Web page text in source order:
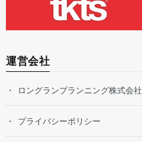
運営会社
ロングランプランニング株式会社
プライバシーポリシー